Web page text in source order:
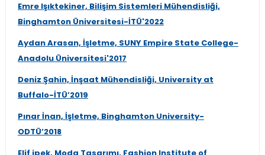
Emre Işıktekiner, Bilişim Sistemleri Mühendisliği,
Binghamton Üniversitesi-İTÜ'2022
Aydan Arasan, İşletme, SUNY Empire State College-
Anadolu Üniversitesi'2017
Deniz Şahin, İnşaat Mühendisliği, University at
Buffalo-İTÜ’2019
Pınar İnan, İşletme, Binghamton University-
ODTÜ’2018